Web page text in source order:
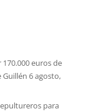
euros de
Guillén 6 agosto,
para